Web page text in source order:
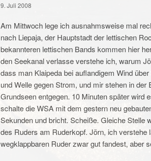
9. Juli 2008
Am Mittwoch lege ich ausnahmsweise mal
nach Liepaja, der Hauptstadt der lettischen
bekannteren lettischen Bands kommen hier
den Seekanal verlasse verstehe ich, warum
dass man Klaipeda bei auflandigem Wind
und Welle gegen Strom, und mir stehen in
Grundseen entgegen. 10 Minuten später wird
schalte die WSA mit dem gestern neu
Sekunden und bricht. Scheiße. Gleiche Stelle
des Ruders am Ruderkopf. Jörn, ich
wegklappbaren Ruder zwar gut fandest, aber